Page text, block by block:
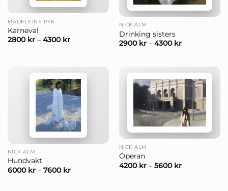
MADELEINE PYK
Karneval
2800 kr– 4300 kr
NICK ALM
Drinking sisters
2900 kr– 4300 kr
NICK ALM
Hundvakt
6000 kr– 7600 kr
NICK ALM
Operan
4200 kr– 5600 kr